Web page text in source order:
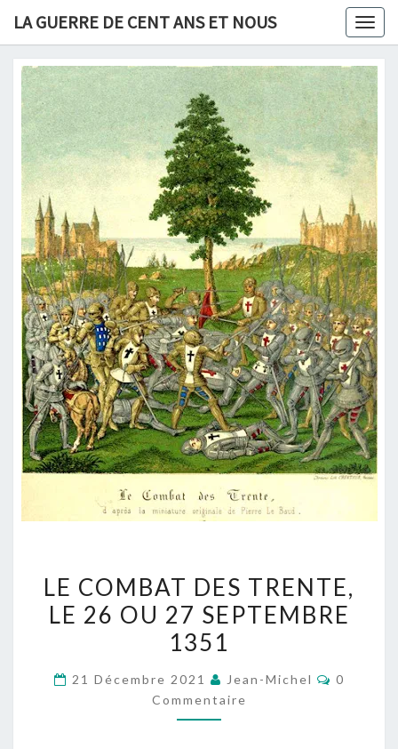
content
LA GUERRE DE CENT ANS ET NOUS
COMBAT
DES
TRENTE,
26
LE COMBAT DES TRENTE,
LE 26 OU 27 SEPTEMBRE
1351
21 Décembre 2021 Jean-Michel
0
Commentaire